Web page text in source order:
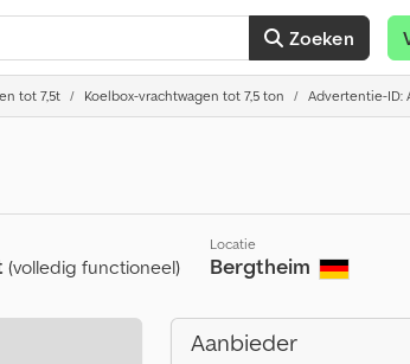
Zoeken
tot 7,5t Koelbox-vrachtwagen tot 7,5 ton Advertentie-ID:
(volledig functioneel)
Locatie
Bergtheim
Aanbieder